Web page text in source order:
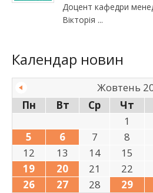
Доцент кафедри
Вікторія
Календар новин
Жовтень
Пн
Вт Ср Чт
1
5
6 7 8
12
13 14 15
19
20 21 22
26
27 28 29